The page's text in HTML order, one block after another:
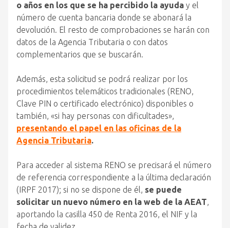
o años en los que se ha percibido la ayuda y el
número de cuenta bancaria donde se abonará la
devolución. El resto de comprobaciones se harán con
datos de la Agencia Tributaria o con datos
complementarios que se buscarán.
Además, esta solicitud se podrá realizar por los
procedimientos telemáticos tradicionales (RENO,
Clave PIN o certificado electrónico) disponibles o
también, «si hay personas con dificultades»,
presentando el papel en las oficinas de la
Agencia Tributaria.
Para acceder al sistema RENO se precisará el número
de referencia correspondiente a la última declaración
(IRPF 2017); si no se dispone de él, se puede
solicitar un nuevo número en la web de la AEAT,
aportando la casilla 450 de Renta 2016, el NIF y la